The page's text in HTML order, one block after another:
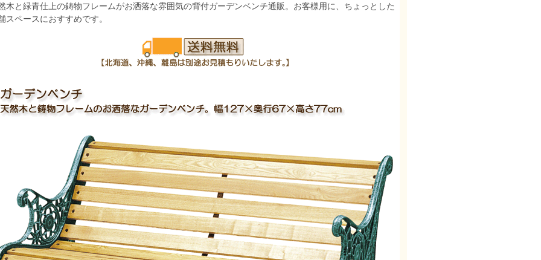
木と緑青仕上の鋳物フレームがお洒落な雰囲気の背付ガーデンベンチ通販。お客様用に、ちょっとした
スペースにおすすめです。